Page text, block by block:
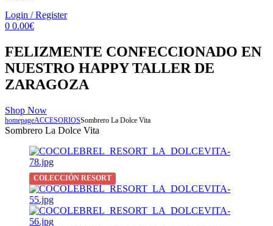
Menu
Login / Register
0 0.00€
FELIZMENTE CONFECCIONADO EN
NUESTRO HAPPY TALLER DE
ZARAGOZA
Shop Now
homepageACCESORIOSSombrero La Dolce Vita
Sombrero La Dolce Vita
COLECCIÓN RESORT